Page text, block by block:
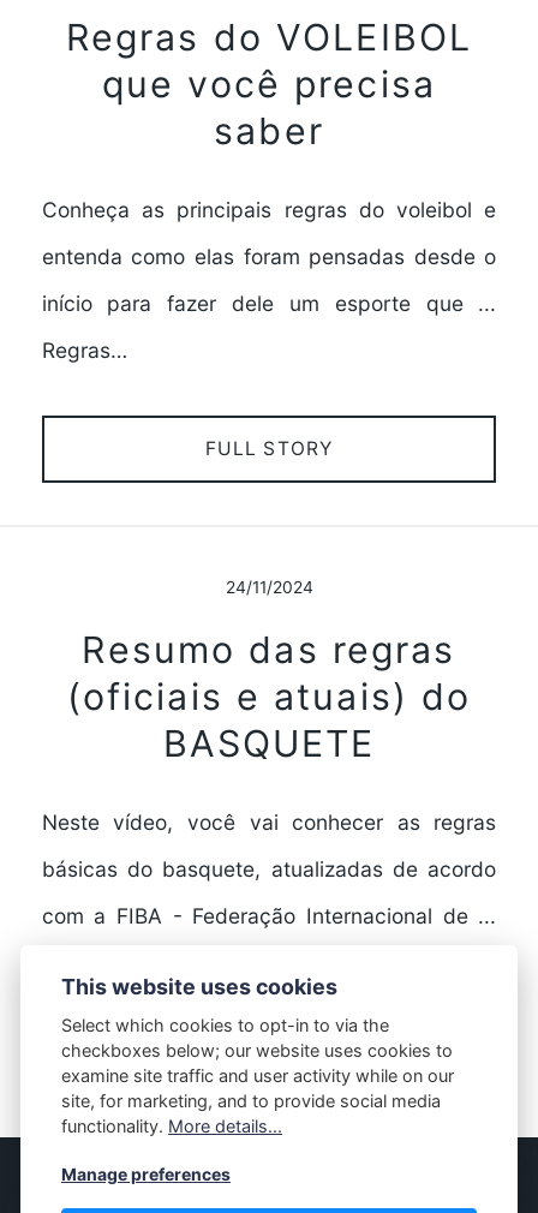
Regras do VOLEIBOL
que você precisa
saber
Conheça as principais regras do voleibol e
entenda como elas foram pensadas desde o
início para fazer dele um esporte que ...
Regras…
FULL STORY
24/11/2024
Resumo das regras
(oficiais e atuais) do
BASQUETE
Neste vídeo, você vai conhecer as regras
básicas do basquete, atualizadas de acordo
com a FIBA - Federação Internacional de ...
FULL STORY
This website uses cookies
Select which cookies to opt-in to via the
checkboxes below; our website uses cookies to
examine site traffic and user activity while on our
site, for marketing, and to provide social media
functionality. More details...
Manage preferences